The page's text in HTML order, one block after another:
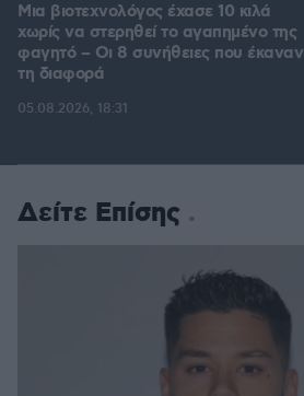
Μια βιοτεχνολόγος έχασε 10 κιλά
χωρίς να στερηθεί το αγαπημένο της
φαγητό – Οι 8 συνήθειες που έκαναν
τη διαφορά
05.08.2026, 18:31
Δείτε Επίσης